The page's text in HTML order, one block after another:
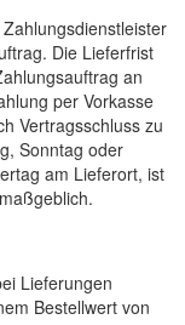
Die Lieferfrist
an
per Vorkasse
Vertragsschluss zu
Sonntag oder
am Lieferort, ist
Lieferungen
Bestellwert von